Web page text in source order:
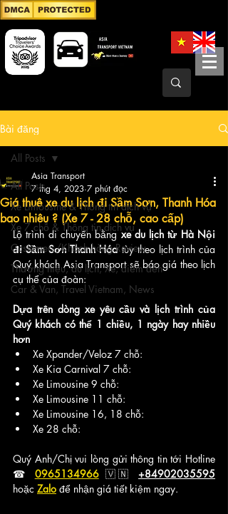
Bài đăng
All Posts
Xe Limousine & Thông tin dịch vụ
Xe 7 chỗ & Thông tin dịch vụ
Customers/Khách hàng Review
Thương hiệu, du lịch, Xe, điểm đến
Car & Van, Travel Vietnam, News
All Posts
Giá thuê xe du lịch đi Sầm Sơn, Thanh Hóa
bao nhiêu ? (Xe 7 - 28 chỗ, cao cấp)
Asia Transport
7 thg 4, 2023 7 phút đọc
Lộ trình di chuyển bằng xe du lịch từ Hà Nội
đi Sầm Sơn Thanh Hóa tùy theo lịch trình của
Quý khách Asia Transport sẽ báo giá theo lịch
cụ thể của đoàn:
Dựa trên dòng xe yêu cầu và lịch trình của
Quý khách có thể 1 chiều, 1 ngày hay nhiều
hơn
Xe Xpander/Veloz 7 chỗ:
Xe Kia Carnival 7 chỗ:
Xe Limousine 9 chỗ:
Xe Limousine 11 chỗ:
Xe Limousine 16, 18 chỗ:
Xe 28 chỗ:
Quý Anh/Chị vui lòng gửi thông tin tới Hotline
☎ 0965134966 🇻🇳 +84902035595
hoặc Zalo để nhận giá tiết kiệm ngay.